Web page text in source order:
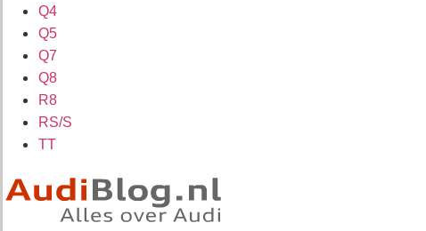
Q4
Q5
Q7
Q8
R8
RS/S
TT